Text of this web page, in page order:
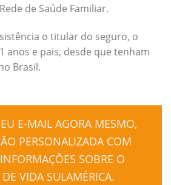
de Saúde Familiar.
o titular do seguro, o
anos e pais, desde que tenham
Brasil.
E-MAIL AGORA MESMO,
PERSONALIZADA COM
SOBRE O
VIDA SULAMÉRICA.